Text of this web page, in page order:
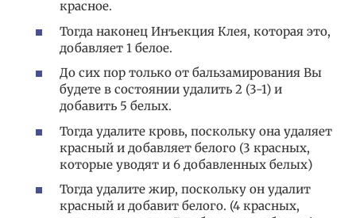
красное.
Тогда наконец Инъекция Клея, которая это,
добавляет 1 белое.
До сих пор только от бальзамирования Вы
будете в состоянии удалить 2 (3-1) и
добавить 5 белых.
Тогда удалите кровь, поскольку она удаляет
красный и добавляет белого (3 красных,
которые уводят и 6 добавленных белых)
Тогда удалите жир, поскольку он удалит
красный и добавит белого. (4 красных,